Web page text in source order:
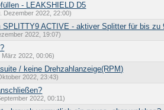
- LEAKSHIELD D5
Dezember 2022, 22:00)
SPLITTY9 ACTIVE - aktiver Splitter für bis zu
2022, 19:07)
2022, 00:06)
/ keine Drehzahlanzeige(RPM)
2022, 23:43)
2022, 00:11)